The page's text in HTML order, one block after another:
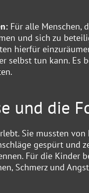
Für alle Menschen,
und sich zu
hierfür
selbst tun kann. Es
und die
Sie mussten
gespürt und
Für die Kinder
Schmerz und